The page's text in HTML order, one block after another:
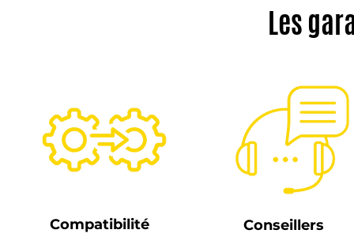
Les
Compatibilité
Conseillers